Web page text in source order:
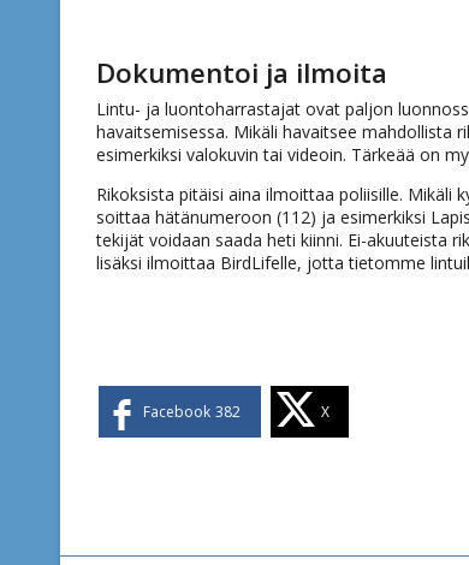
Dokumentoi ja ilmoita
Lintu- ja luontoharrastajat ovat paljon
havaitsemisessa. Mikäli havaitsee
esimerkiksi valokuvin tai videoin. Tärkeää on
Rikoksista pitäisi aina ilmoittaa poliisille. Mikäli
soittaa hätänumeroon (112) ja esimerkiksi
tekijät voidaan saada heti kiinni. Ei-akuuteista
lisäksi ilmoittaa BirdLifelle, jotta tietomme
Facebook 382 X